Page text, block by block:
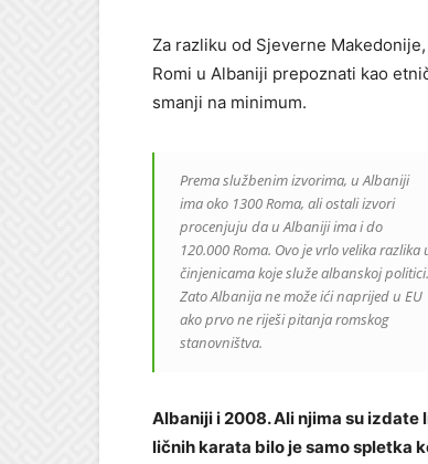
Za razliku od Sjeverne
Romi u Albaniji prepoznati kao
smanji na minimum.
Prema službenim izvorima, u Albaniji
ima oko 1300 Roma, ali ostali izvori
procenjuju da u Albaniji ima i do
120.000 Roma. Ovo je vrlo velika razlika
činjenicama koje služe albanskoj politici.
Zato Albanija ne može ići naprijed u EU
ako prvo ne riješi pitanja romskog
stanovništva.
Albaniji i 2008.Ali njima su izdate
ličnih karata bilo je samo spletka